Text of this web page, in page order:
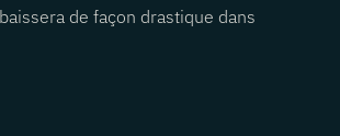
de façon drastique dans